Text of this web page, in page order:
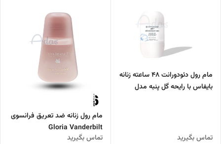
مام رول دئودورانت 48 ساعته زنانه
بایفاس با رایحه گل پنبه مدل
تماس بگیرید
مام رول زنانه ضد تعریق فرانسوی
Gloria Vanderbilt
تماس بگیرید